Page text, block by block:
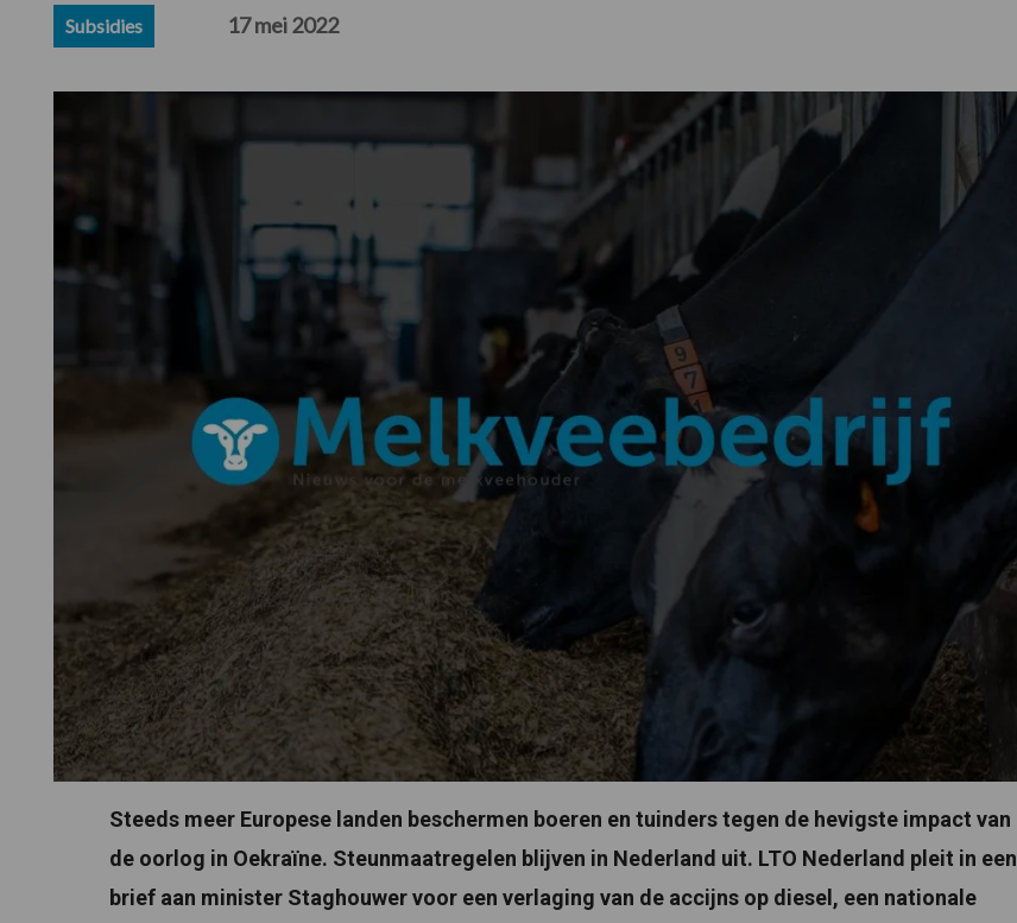
Subsidies 17 mei 2022
Steeds meer Europese landen beschermen boeren en tuinders tegen de hevigste impact van
de oorlog in Oekraïne. Steunmaatregelen blijven in Nederland uit. LTO Nederland pleit in een
brief aan minister Staghouwer voor een verlaging van de accijns op diesel, een nationale